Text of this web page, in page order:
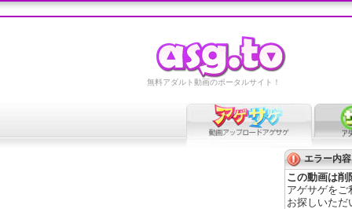
無料アダルト動画のポータルサイト！
エラー内容
この動画は削
アゲサゲをご
お探しいただ